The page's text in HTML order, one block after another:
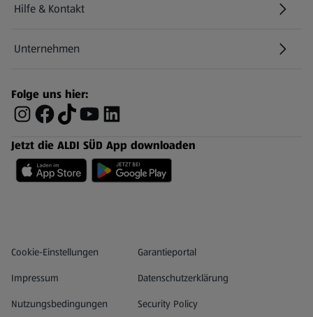
Hilfe & Kontakt
(öffnet in einem neuen Tab)
Unternehmen
Folge uns hier:
Jetzt die ALDI SÜD App downloaden
Datenschutz- und Richtlinienmenü
Cookie-Einstellungen Garantieportal
(öffnet in einem neuen Tab)
Impressum
Datenschutzerklärung
Nutzungsbedingungen
Security Policy